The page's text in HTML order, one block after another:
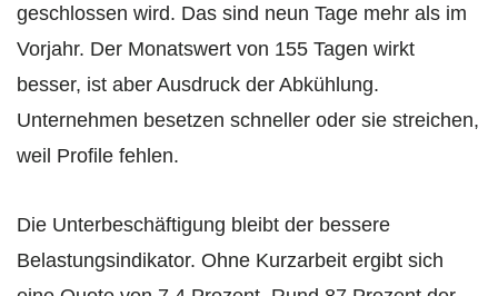
geschlossen wird. Das sind neun Tage mehr als im
Vorjahr. Der Monatswert von 155 Tagen wirkt
besser, ist aber Ausdruck der Abkühlung.
Unternehmen besetzen schneller oder sie streichen,
weil Profile fehlen.
Die Unterbeschäftigung bleibt der bessere
Belastungsindikator. Ohne Kurzarbeit ergibt sich